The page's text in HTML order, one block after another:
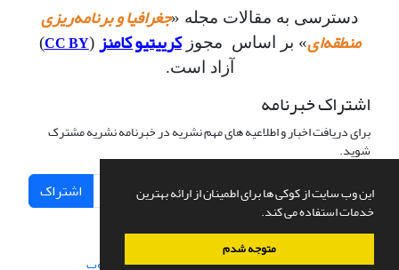
این وب سایت از کوکی ها برای اطمینان از ارائه بهترین
خدمات استفاده می کند.
متوجه شدم
دسترسی به مقالات مجله «جغرافیا و برنامه‌ریزی
منطقه‌ای» بر اساس مجوزکرییتیو کامنز (
CC BY
)
آزاد است.
اشتراک خبرنامه
برای دریافت اخبار و اطلاعیه های مهم نشریه در خبرنامه نشریه مشترک
شوید.
اشتراک
سامانه مدیریت نشریات علمی.طراحی و پیاده سازی از سیناوب